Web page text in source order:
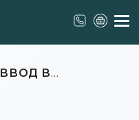
ВВОД В